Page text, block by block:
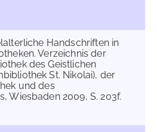
Handschriften in
Verzeichnis der
des Geistlichen
St. Nikolai), der
und des
Wiesbaden 2009, S. 203f.